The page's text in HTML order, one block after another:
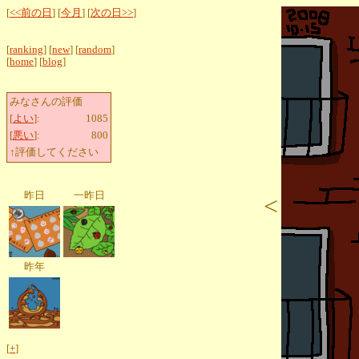
[<<前の日 ] [今月 ] [次の日>>]
[ranking] [new] [random]
[home] [blog]
みなさんの評価
[よい]:
1085
[悪い]:
800
↑評価してください
昨日 一昨日
昨年
[+]
<